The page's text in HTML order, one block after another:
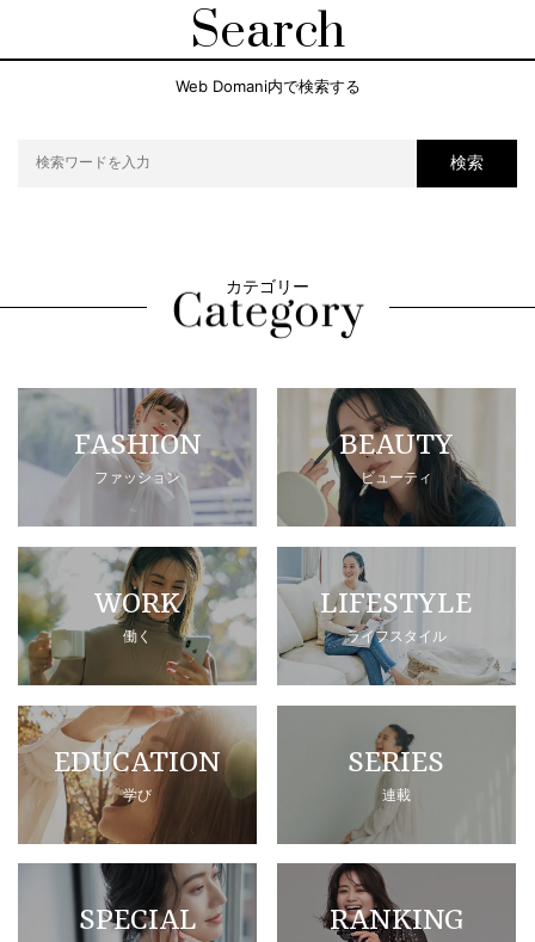
Search
Web Domani内で検索する
検索
カテゴリー
FASHION
ファッション
BEAUTY
ビューティ
WORK
働く
LIFESTYLE
ライフスタイル
EDUCATION
学び
SERIES
連載
SPECIAL RANKING